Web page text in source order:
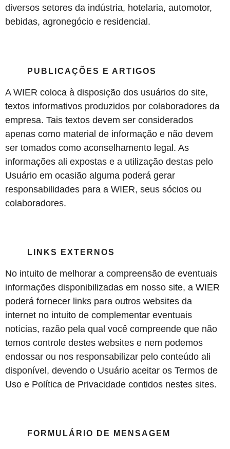
diversos setores da indústria, hotelaria, automotor,
bebidas, agronegócio e residencial.
PUBLICAÇÕES E ARTIGOS
A WIER coloca à disposição dos usuários do site,
textos informativos produzidos por colaboradores da
empresa. Tais textos devem ser considerados
apenas como material de informação e não devem
ser tomados como aconselhamento legal. As
informações ali expostas e a utilização destas pelo
Usuário em ocasião alguma poderá gerar
responsabilidades para a WIER, seus sócios ou
colaboradores.
LINKS EXTERNOS
No intuito de melhorar a compreensão de eventuais
informações disponibilizadas em nosso site, a WIER
poderá fornecer links para outros websites da
internet no intuito de complementar eventuais
notícias, razão pela qual você compreende que não
temos controle destes websites e nem podemos
endossar ou nos responsabilizar pelo conteúdo ali
disponível, devendo o Usuário aceitar os Termos de
Uso e Política de Privacidade contidos nestes sites.
FORMULÁRIO DE MENSAGEM